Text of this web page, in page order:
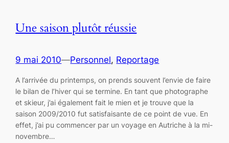
Une saison plutôt réussie
9 mai 2010—Personnel, Reportage
A l’arrivée du printemps, on prends souvent l’envie de faire
le bilan de l’hiver qui se termine. En tant que photographe
et skieur, j’ai également fait le mien et je trouve que la
saison 2009/2010 fut satisfaisante de ce point de vue. En
effet, j’ai pu commencer par un voyage en Autriche à la mi-
novembre…